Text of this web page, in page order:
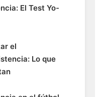
El Test Yo-
el
Lo que